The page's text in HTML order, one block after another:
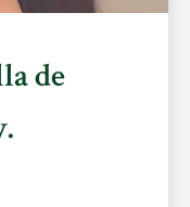
de